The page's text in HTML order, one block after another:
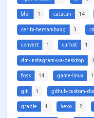
bloi 1 catatan 14
cerita-bersambung 3
convert 1 curhat 1
dm-instagram-via-desktop 1
foss 14 game-linux 1
git 1 github-custom-
gradle 1 hexo 2